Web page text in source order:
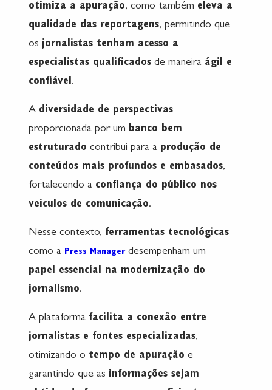
otimiza a apuração, como também eleva a
qualidade das reportagens, permitindo que
os jornalistas tenham acesso a
especialistas qualificados de maneira ágil e
confiável.
A diversidade de perspectivas
proporcionada por um banco bem
estruturado contribui para a produção de
conteúdos mais profundos e embasados,
fortalecendo a confiança do público nos
veículos de comunicação.
Nesse contexto, ferramentas tecnológicas
como a Press Managerdesempenham um
papel essencial na modernização do
jornalismo.
A plataforma facilita a conexão entre
jornalistas e fontes especializadas,
otimizando o tempo de apuração e
garantindo que as informações sejam